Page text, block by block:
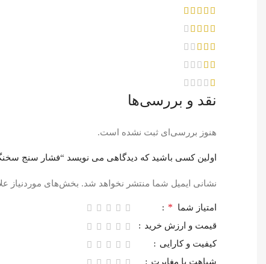
نقد و بررسی‌ها
هنوز بررسی‌ای ثبت نشده است.
اولین کسی باشید که دیدگاهی می نویسد “فشار سنج
نشانی ایمیل شما منتشر نخواهد شد. بخش‌های موردنیاز
امتیاز شما *
قیمت و ارزش خرید
کیفیت و کارایی
شباهت یا مغایرت